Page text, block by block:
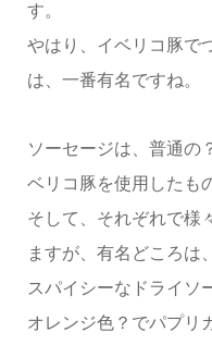
す。
やはり、イベリコ豚で
は、一番有名ですね。
ソーセージは、普通の
ベリコ豚を使用したも
そして、それぞれで様
ますが、有名どころは
スパイシーなドライソ
オレンジ色？でパプリ